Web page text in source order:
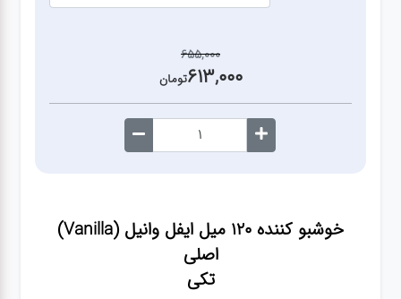
ادویه
زباله،سرویس
خوشبو کننده 120 میل ایفل وانیل (Vanilla)
اصلی
تکی
655,000
613,000تومان